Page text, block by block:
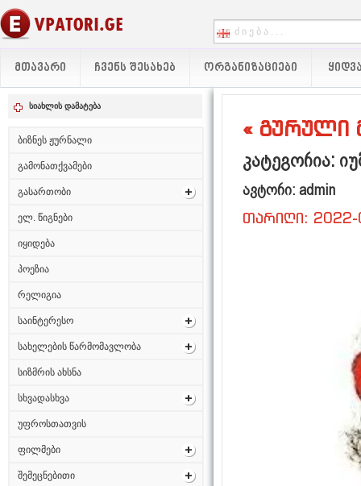
ᲛᲗᲐᲕᲐᲠᲘ ᲩᲕᲔᲜᲡ ᲨᲔᲡᲐᲮᲔᲑ ᲝᲠᲒᲐᲜᲘᲖᲐᲪᲘᲔᲑᲘ
სიახლის დამატება
ბიზნეს ჟურნალი
გამონათქვამები
გასართობი
ელ. წიგნები
იყიდება
პოეზია
რელიგია
საინტერესო
სახელების წარმომავლობა
სიზმრის ახსნა
სხვადასხვა
უფროსთათვის
ფილმები
შემეცნებითი
« გურული
კატეგორია:
ავტორი: admin
თარიღი: